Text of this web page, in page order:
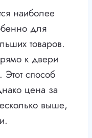
наиболее
для
товаров.
к двери
Этот способ
цена за
выше,